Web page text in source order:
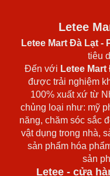
Letee
Letee Mart Đà Lạt -
tiêu
Đến với Letee
được trải nghiệm
100% xuất xứ từ
chủng loại như: mỹ
năng, chăm sóc sắc
vật dụng trong nhà,
sản phẩm hóa
sản
Letee - cửa